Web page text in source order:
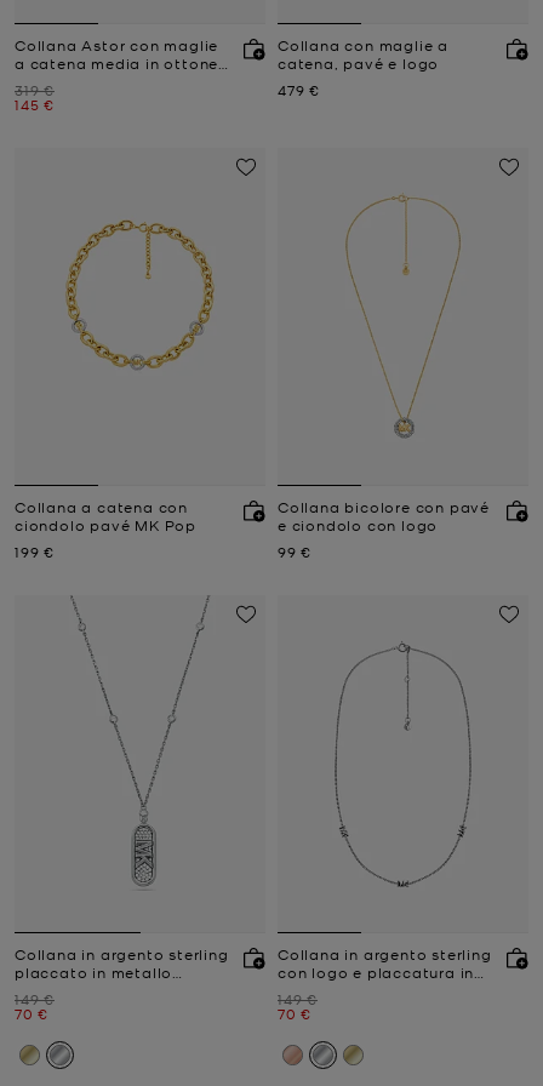
Collana Astor con maglie
a catena media in ottone
prezioso e pavé
Prezzo iniziale
319 €
Prezzo attuale
145 €
Collana con maglie a
catena, pavé e logo
Prezzo attuale
479 €
Collana a catena con
ciondolo pavé MK Pop
Prezzo attuale
199 €
Collana bicolore con pavé
e ciondolo con logo
Prezzo attuale
99 €
Collana in argento sterling
placcato in metallo
prezioso con pavé e logo
Empire
Prezzo iniziale
149 €
Prezzo attuale
70 €
Collana in argento sterling
con logo e placcatura in
metallo prezioso
Prezzo iniziale
149 €
Prezzo attuale
70 €